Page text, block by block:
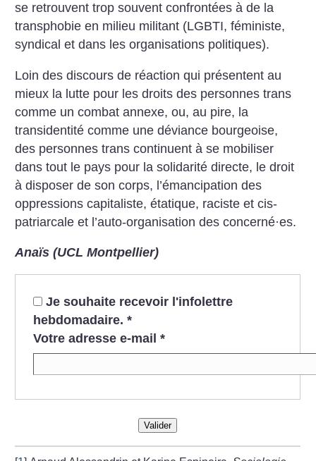
se retrouvent trop souvent confrontées à de la
transphobie en milieu militant (LGBTI, féministe,
syndical et dans les organisations politiques).
Loin des discours de réaction qui présentent au
mieux la lutte pour les droits des personnes trans
comme un combat annexe, ou, au pire, la
transidentité comme une déviance bourgeoise,
des personnes trans continuent à se mobiliser
dans tout le pays pour la solidarité directe, le droit
à disposer de son corps, l’émancipation des
oppressions capitaliste, étatique, raciste et cis-
patriarcale et l’auto-organisation des concerné·es.
Anaïs (UCL Montpellier)
Je souhaite recevoir l'infolettre
hebdomadaire. *
Votre adresse e-mail *
Valider